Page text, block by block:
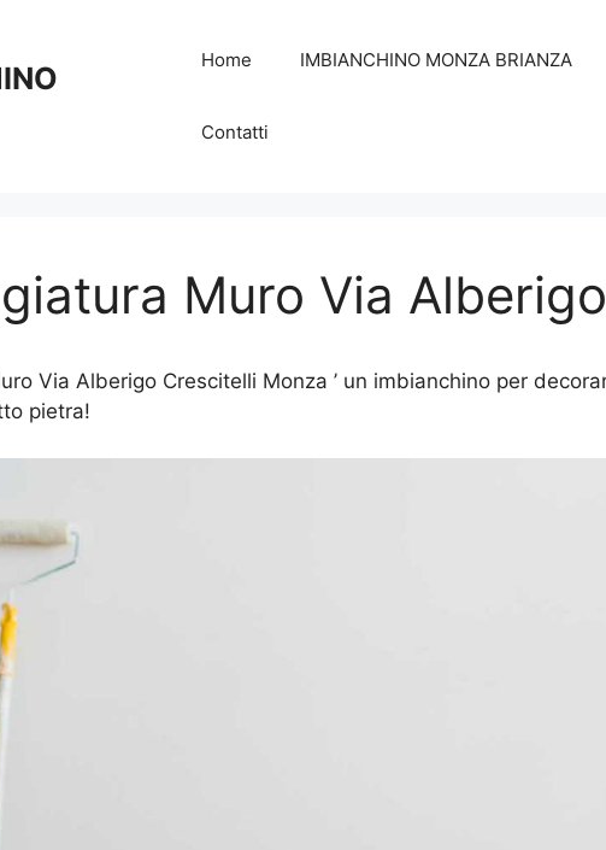
Home IMBIANCHINO MONZA BRIANZA
Contatti
Muro Via
Via Alberigo Crescitelli Monza ’ un imbianchino per
pietra!